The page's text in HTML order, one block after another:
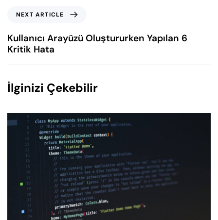
NEXT ARTICLE
Kullanıcı Arayüzü Oluştururken Yapılan 6
Kritik Hata
İlginizi Çekebilir